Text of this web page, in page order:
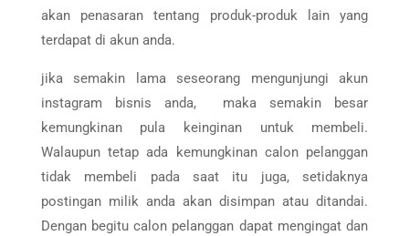
akan penasaran tentang produk-produk lain yang
terdapat di akun anda.
jika semakin lama seseorang mengunjungi akun
instagram bisnis anda, maka semakin besar
kemungkinan pula keinginan untuk membeli.
Walaupun tetap ada kemungkinan calon pelanggan
tidak membeli pada saat itu juga, setidaknya
postingan milik anda akan disimpan atau ditandai.
Dengan begitu calon pelanggan dapat mengingat dan